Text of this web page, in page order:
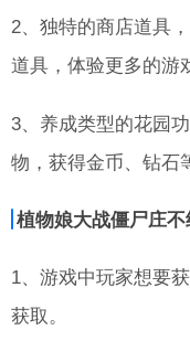
2、独特的商店道具
道具，体验更多的游
3、养成类型的花园
物，获得金币、钻石
植物娘大战僵尸庄
1、游戏中玩家想要
获取。